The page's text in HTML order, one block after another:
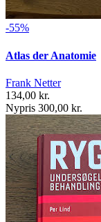
-55%
Atlas der Anatomie
Frank Netter
134,00 kr.
Nypris 300,00 kr.